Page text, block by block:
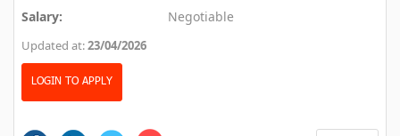
Salary:
Negotiable
Updated at:23/04/2026
LOGIN TO APPLY